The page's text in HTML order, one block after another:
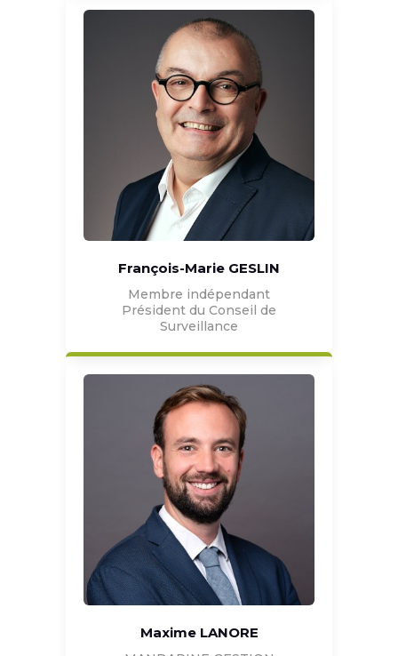
François-Marie GESLIN
Membre indépendant
Président du Conseil de
Surveillance
Maxime LANORE